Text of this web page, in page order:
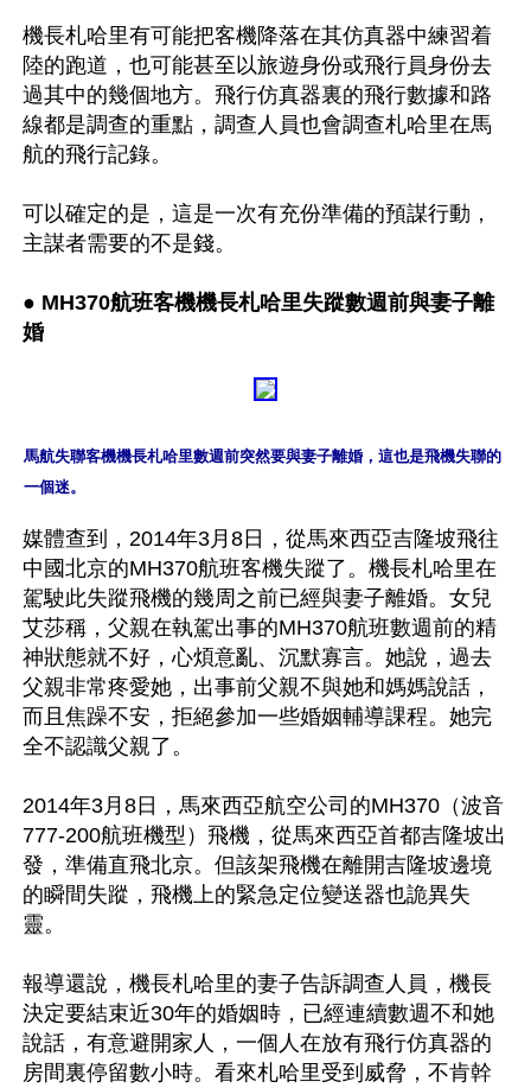
機長札哈里有可能把客機降落在其仿真器中練習着
陸的跑道，也可能甚至以旅遊身份或飛行員身份去
過其中的幾個地方。飛行仿真器裏的飛行數據和路
線都是調查的重點，調查人員也會調查札哈里在馬
航的飛行記錄。
可以確定的是，這是一次有充份準備的預謀行動，
主謀者需要的不是錢。
● MH370航班客機機長札哈里失蹤數週前與妻子離
婚
馬航失聯客機機長札哈里數週前突然要與妻子離婚，這也是飛機失聯的
一個迷。
媒體查到，2014年3月8日，從馬來西亞吉隆坡飛往
中國北京的MH370航班客機失蹤了。機長札哈里在
駕駛此失蹤飛機的幾周之前已經與妻子離婚。女兒
艾莎稱，父親在執駕出事的MH370航班數週前的精
神狀態就不好，心煩意亂、沉默寡言。她說，過去
父親非常疼愛她，出事前父親不與她和媽媽說話，
而且焦躁不安，拒絕參加一些婚姻輔導課程。她完
全不認識父親了。
2014年3月8日，馬來西亞航空公司的MH370（波音
777-200航班機型）飛機，從馬來西亞首都吉隆坡出
發，準備直飛北京。但該架飛機在離開吉隆坡邊境
的瞬間失蹤，飛機上的緊急定位變送器也詭異失
靈。
報導還說，機長札哈里的妻子告訴調查人員，機長
決定要結束近30年的婚姻時，已經連續數週不和她
說話，有意避開家人，一個人在放有飛行仿真器的
房間裏停留數小時。看來札哈里受到威脅，不肯幹